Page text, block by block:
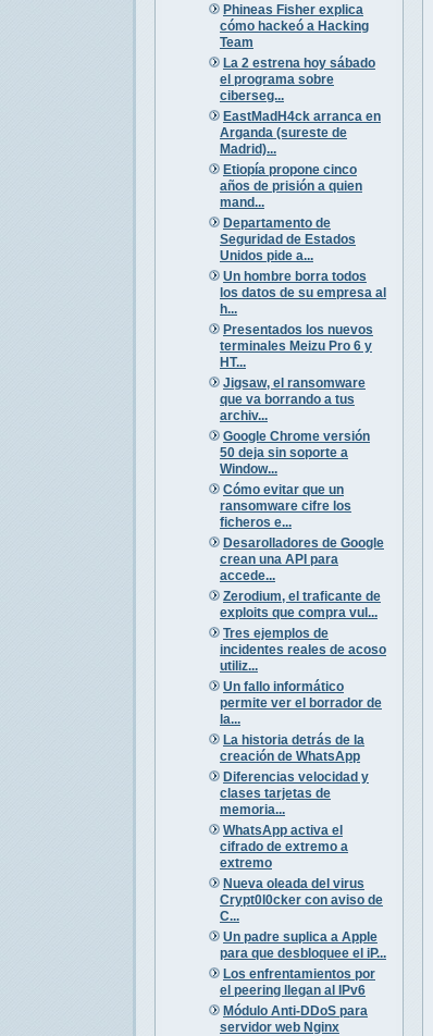
Phineas Fisher explica
cómo hackeó a Hacking
Team
La 2 estrena hoy sábado
el programa sobre
ciberseg...
EastMadH4ck arranca en
Arganda (sureste de
Madrid)...
Etiopía propone cinco
años de prisión a quien
mand...
Departamento de
Seguridad de Estados
Unidos pide a...
Un hombre borra todos
los datos de su empresa al
h...
Presentados los nuevos
terminales Meizu Pro 6 y
HT...
Jigsaw, el ransomware
que va borrando a tus
archiv...
Google Chrome versión
50 deja sin soporte a
Window...
Cómo evitar que un
ransomware cifre los
ficheros e...
Desarolladores de Google
crean una API para
accede...
Zerodium, el traficante de
exploits que compra vul...
Tres ejemplos de
incidentes reales de acoso
utiliz...
Un fallo informático
permite ver el borrador de
la...
La historia detrás de la
creación de WhatsApp
Diferencias velocidad y
clases tarjetas de
memoria...
WhatsApp activa el
cifrado de extremo a
extremo
Nueva oleada del virus
Crypt0l0cker con aviso de
C...
Un padre suplica a Apple
para que desbloquee el iP...
Los enfrentamientos por
el peering llegan al IPv6
Módulo Anti-DDoS para
servidor web Nginx